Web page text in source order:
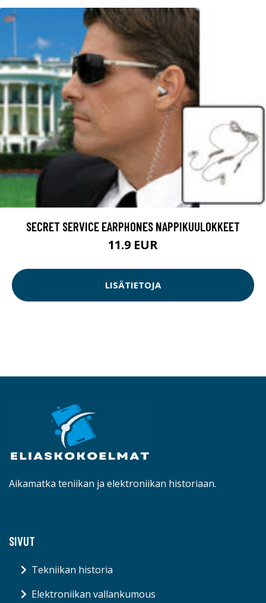
SECRET SERVICE EARPHONES NAPPIKUULOKKEET
11.9 EUR
LISÄTIETOJA
Aikamatka teniikan ja elektroniikan historiaan.
SIVUT
Tekniikan historia
Elektroniikan vallankumous